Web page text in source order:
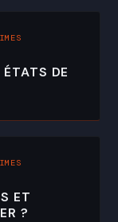
DE
ET
?